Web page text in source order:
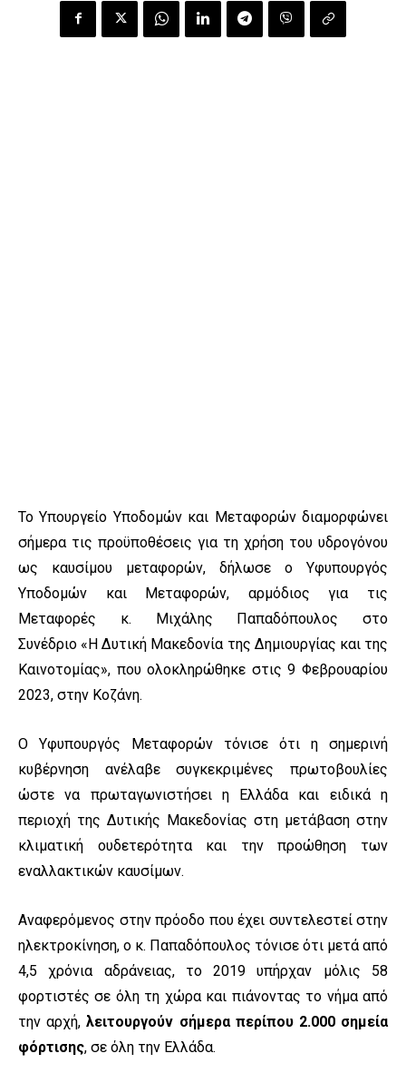
Το Υπουργείο Υποδομών και Μεταφορών διαμορφώνει
σήμερα τις προϋποθέσεις για τη χρήση του υδρογόνου
ως καυσίμου μεταφορών, δήλωσε ο Υφυπουργός
Υποδομών και Μεταφορών, αρμόδιος για τις
Μεταφορές κ. Μιχάλης Παπαδόπουλος στο
Συνέδριο «Η Δυτική Μακεδονία της Δημιουργίας και της
Καινοτομίας», που ολοκληρώθηκε στις 9 Φεβρουαρίου
2023, στην Κοζάνη.
Ο Υφυπουργός Μεταφορών τόνισε ότι η σημερινή
κυβέρνηση ανέλαβε συγκεκριμένες πρωτοβουλίες
ώστε να πρωταγωνιστήσει η Ελλάδα και ειδικά η
περιοχή της Δυτικής Μακεδονίας στη μετάβαση στην
κλιματική ουδετερότητα και την προώθηση των
εναλλακτικών καυσίμων.
Αναφερόμενος στην πρόοδο που έχει συντελεστεί στην
ηλεκτροκίνηση, ο κ. Παπαδόπουλος τόνισε ότι μετά από
4,5 χρόνια αδράνειας, το 2019 υπήρχαν μόλις 58
φορτιστές σε όλη τη χώρα και πιάνοντας το νήμα από
την αρχή,λειτουργούν σήμερα περίπου 2.000 σημεία
φόρτισης, σε όλη την Ελλάδα.